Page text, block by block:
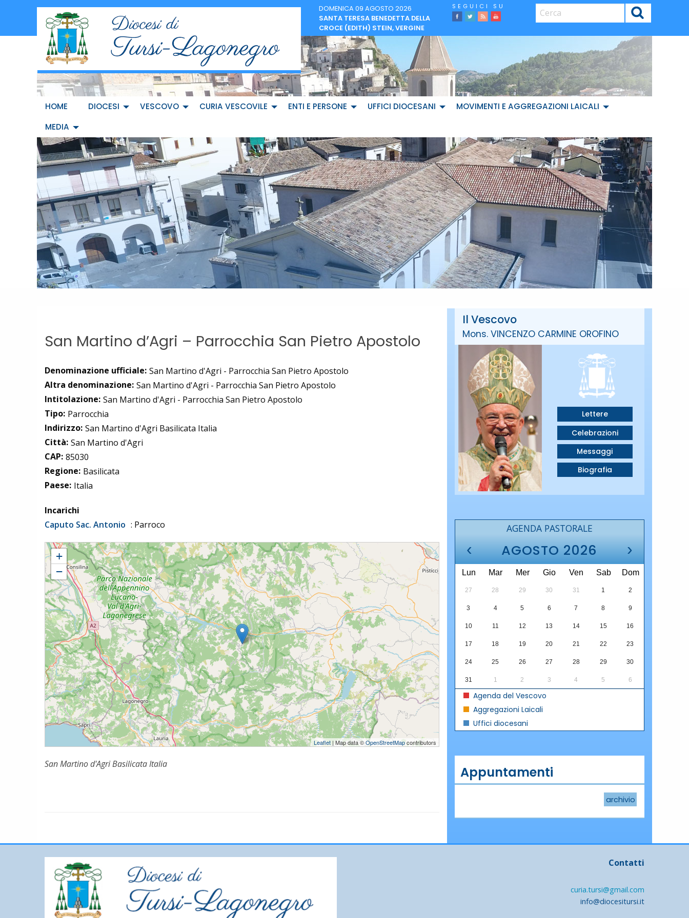
DOMENICA 09 AGOSTO 2026
SANTA TERESA BENEDETTA DELLA
CROCE (EDITH) STEIN, VERGINE
facebook
Twitter
FeedYoutube
CERCA
HOME DIOCESI VESCOVO CURIA VESCOVILE ENTI E PERSONE UFFICI DIOCESANI
MOVIMENTI E AGGREGAZIONI LAICALI
MEDIA
San Martino d’Agri – Parrocchia San Pietro Apostolo
Denominazione ufficiale: San Martino d'Agri - Parrocchia San Pietro Apostolo
Altra denominazione: San Martino d'Agri - Parrocchia San Pietro Apostolo
Intitolazione: San Martino d'Agri - Parrocchia San Pietro Apostolo
Tipo: Parrocchia
Indirizzo: San Martino d'Agri Basilicata Italia
Città: San Martino d'Agri
CAP: 85030
Regione: Basilicata
Paese: Italia
Incarichi
Caputo Sac. Antonio : Parroco
San Martino d'Agri - Parrocchia San Pietro Apostolo
+
−
Leaflet | Map data ©OpenStreetMapcontributors
San Martino d'Agri Basilicata Italia
Il Vescovo
Mons. VINCENZO CARMINE OROFINO
Lettere
Celebrazioni
Messaggi
Biografia
AGENDA PASTORALE
‹ AGOSTO 2026 ›
Lun Mar Mer Gio Ven Sab Dom
27 28 29 30 31 1 2
3 4 5 6 7 8 9
10 11 12 13 14 15 16
17 18 19 20 21 22 23
24 25 26 27 28 29 30
31 1 2 3 4 5 6
Agenda del Vescovo
Aggregazioni Laicali
Uffici diocesani
Appuntamenti
archivio
Contatti
curia.tursi@gmail.com
info@diocesitursi.it